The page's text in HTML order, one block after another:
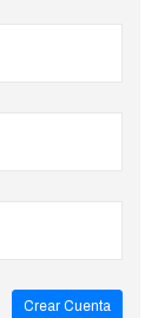
Crear Cuenta